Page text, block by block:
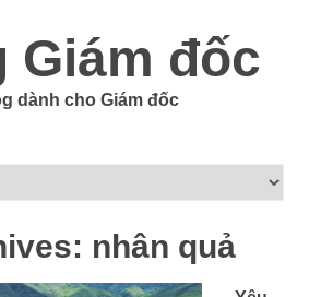
Giám đốc
dành cho Giám đốc
nhân quả